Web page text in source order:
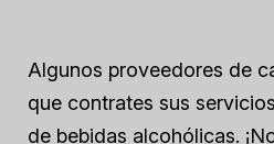
Algunos proveedores de
que contrates sus
de bebidas alcohólicas.